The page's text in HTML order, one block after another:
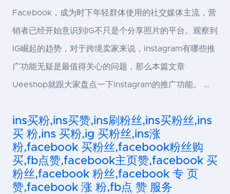
Facebook，成为时下年轻群体使用的社交媒体主流，营
销者已经开始意识到IG不只是个分享照片的平台。观察到
IG崛起的趋势，对于跨境卖家来说，instagram有哪些推
广功能无疑是最值得关心的问题，那么本篇文章
Ueeshop就跟大家盘点一下Instagram的推广功能。 …
ins买粉,ins买赞,ins刷粉丝,ins买粉丝,ins
买 粉,ins 买粉,ig 买粉丝,ins涨
粉,facebook 买粉丝,facebook粉丝购
买,fb点赞,facebook主页赞,facebook 买
粉丝,facebook 粉丝,facebook 专 页
赞,facebook 涨 粉,fb点 赞 服务